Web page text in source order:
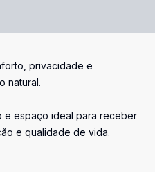
privacidade e
natural.
e espaço ideal para receber
e qualidade de vida.